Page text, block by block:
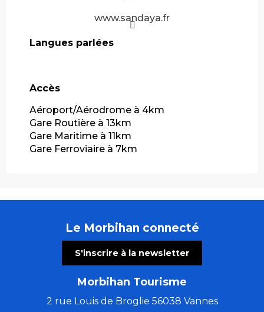
www.sandaya.fr
Langues parlées
Langues parlées
Accès
Accès
Aéroport/Aérodrome à 4km
Gare Routière à 13km
Gare Maritime à 11km
Gare Ferroviaire à 7km
Le Morbihan connecté
S'inscrire à la newsletter
Morbihan Tourisme
2 rue Louis de Broglie 56038 Vannes